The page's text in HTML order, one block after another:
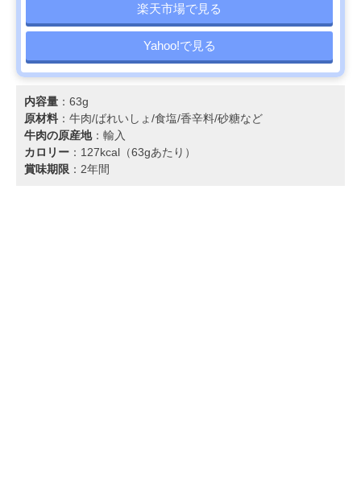
楽天市場で見る
Yahoo!で見る
内容量 ：63g
原材料 ：牛肉/ばれいしょ/食塩/香辛料/砂糖など
牛肉の原産地：輸入
カロリー ：127kcal（63gあたり）
賞味期限 ：2年間